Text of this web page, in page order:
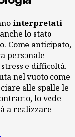
interpretati
lo stato
Come anticipato,
personale
e difficoltà.
nel vuoto come
alle spalle le
lo vede
a realizzare